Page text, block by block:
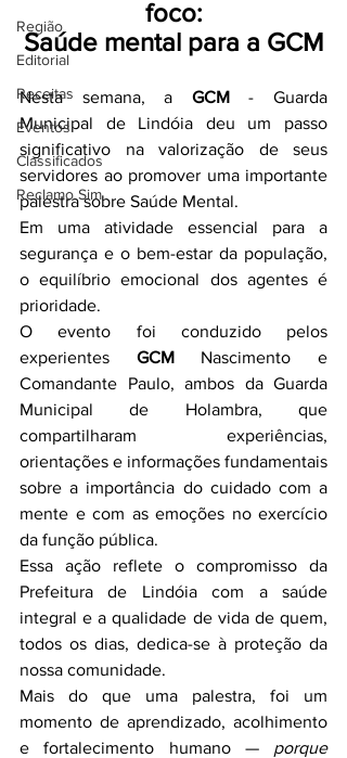
Região
Editorial
Receitas
Eventos
Classificados
Reclamo Sim
foco:
Saúde mental para a GCM
Nesta semana, a GCM - Guarda
Municipal de Lindóia deu um passo
significativo na valorização de seus
servidores ao promover uma importante
palestra sobre Saúde Mental.
Em uma atividade essencial para a
segurança e o bem-estar da população,
o equilíbrio emocional dos agentes é
prioridade.
O evento foi conduzido pelos
experientes GCM Nascimento e
Comandante Paulo, ambos da Guarda
Municipal de Holambra, que
compartilharam experiências,
orientações e informações fundamentais
sobre a importância do cuidado com a
mente e com as emoções no exercício
da função pública.
Essa ação reflete o compromisso da
Prefeitura de Lindóia com a saúde
integral e a qualidade de vida de quem,
todos os dias, dedica-se à proteção da
nossa comunidade.
Mais do que uma palestra, foi um
momento de aprendizado, acolhimento
e fortalecimento humano — porque